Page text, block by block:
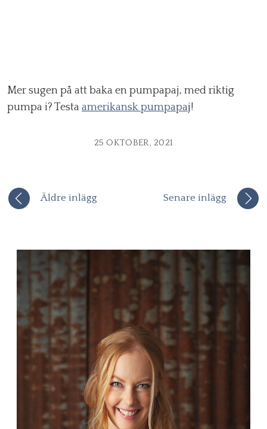
Mer sugen på att baka en pumpapaj, med riktig
pumpa i? Testa amerikansk pumpapaj!
25 OKTOBER, 2021
Äldre inlägg Senare inlägg